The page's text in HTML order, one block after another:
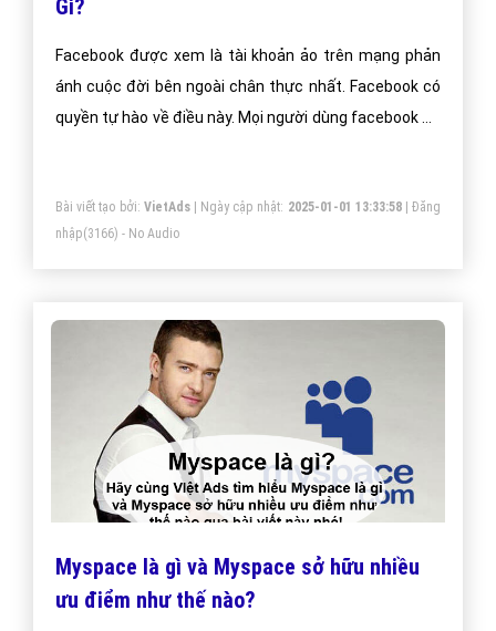
Gì?
Facebook được xem là tài khoản ảo trên mạng phản
ánh cuộc đời bên ngoài chân thực nhất. Facebook có
quyền tự hào về điều này. Mọi người dùng facebook để
Dùng facebook để chia vui, tán gấu với bạn bè. Những
người cao thủ hơn thì dùng facebook để phục vụ mục
đích kinh doanh, quảng bá.
Bài viết tạo bởi: VietAds| Ngày cập nhật: 2025-01-01 13:33:58|Đăng
nhập(3166) - No Audio
Myspace là gì và Myspace sở hữu nhiều
ưu điểm như thế nào?